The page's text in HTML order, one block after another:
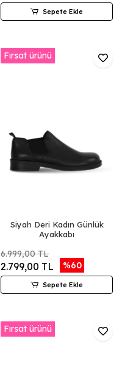
Sepete Ekle
Fırsat ürünü
Siyah Deri Kadın Günlük
Ayakkabı
6.999,00 TL
2.799,00 TL %60
Sepete Ekle
Fırsat ürünü